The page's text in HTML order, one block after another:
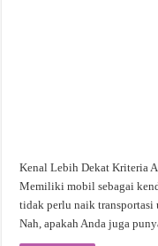
Kenal Lebih Dekat Kriteria
Memiliki mobil sebagai
tidak perlu naik transportasi
Nah, apakah Anda juga